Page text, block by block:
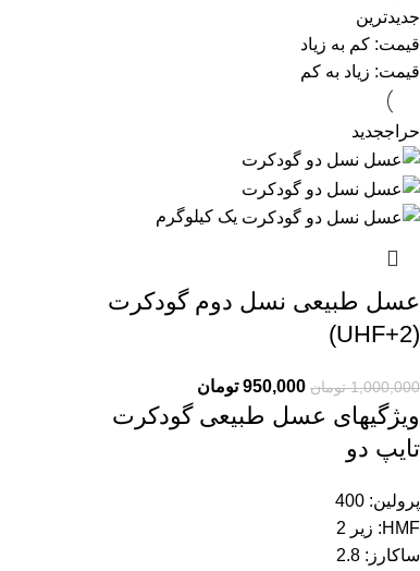
جدیدترین
قیمت: کم به زیاد
قیمت: زیاد به کم
حراججدید
یک کیلوگرم
عسل طبیعی نسل دوم گودکرت
(UHF+2)
1,000,000 تومان 950,000 تومان
ویژگیهای عسل طبیعی گودکرت
تایپ دو
پرولین: 400
HMF: زیر 2
ساکارز: 2.8